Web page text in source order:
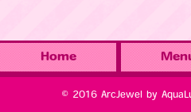
Home
© 2016 ArcJewel by